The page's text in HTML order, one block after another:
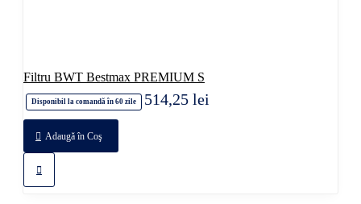
Filtru BWT Bestmax PREMIUM S
Disponibil la comandă în 60 zile 514,25 lei
Adaugă în Coş